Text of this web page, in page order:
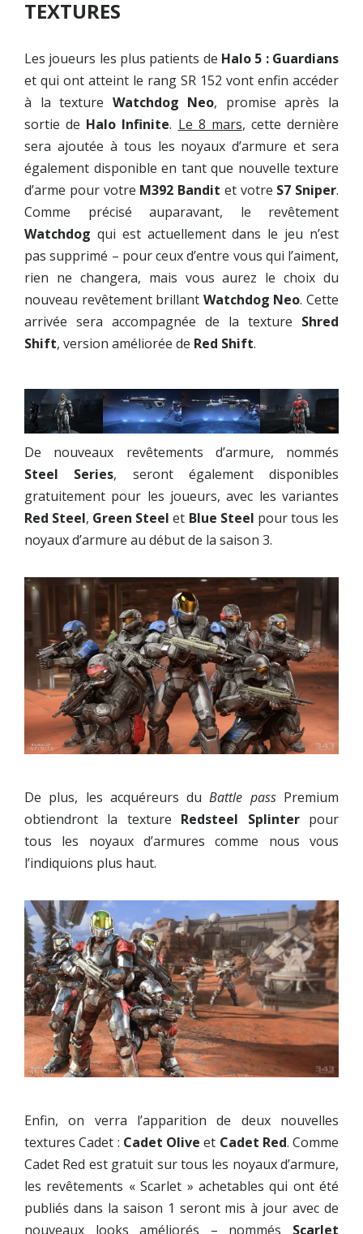
TEXTURES
Les joueurs les plus patients de Halo 5 : Guardians
et qui ont atteint le rang SR 152 vont enfin accéder
à la texture Watchdog Neo, promise après la
sortie de Halo Infinite. Le 8 mars, cette dernière
sera ajoutée à tous les noyaux d’armure et sera
également disponible en tant que nouvelle texture
d’arme pour votre M392 Bandit et votre S7 Sniper.
Comme précisé auparavant, le revêtement
Watchdog qui est actuellement dans le jeu n’est
pas supprimé – pour ceux d’entre vous qui l’aiment,
rien ne changera, mais vous aurez le choix du
nouveau revêtement brillant Watchdog Neo. Cette
arrivée sera accompagnée de la texture Shred
Shift, version améliorée de Red Shift.
De nouveaux revêtements d’armure, nommés
Steel Series, seront également disponibles
gratuitement pour les joueurs, avec les variantes
Red Steel, Green Steel et Blue Steel pour tous les
noyaux d’armure au début de la saison 3.
De plus, les acquéreurs duBattle passPremium
obtiendront la texture Redsteel Splinterpour
tous les noyaux d’armures comme nous vous
l’indiquions plus haut.
Enfin, on verra l’apparition de deux nouvelles
textures Cadet : Cadet Olive et Cadet Red. Comme
Cadet Red est gratuit sur tous les noyaux d’armure,
les revêtements « Scarlet » achetables qui ont été
publiés dans la saison 1 seront mis à jour avec de
nouveaux looks améliorés – nommés Scarlet